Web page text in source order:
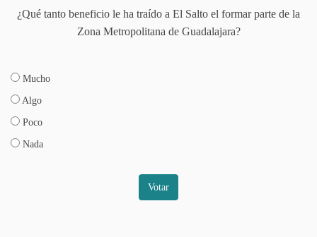
¿Qué tanto beneficio le ha traído a El Salto el formar parte de la
Zona Metropolitana de Guadalajara?
Mucho
Algo
Poco
Nada
Votar